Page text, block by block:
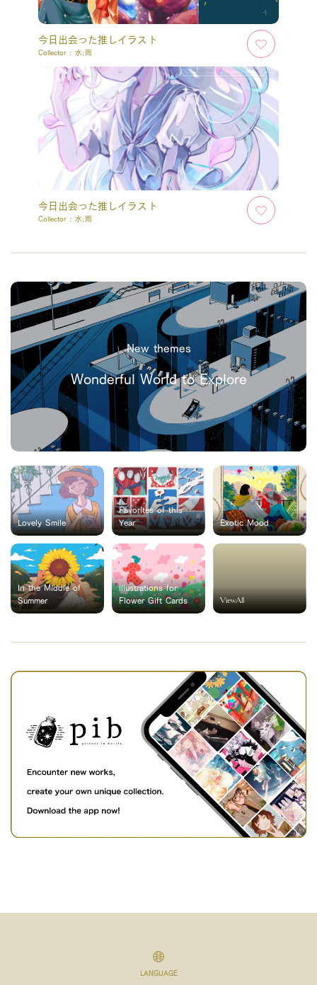
今日出会った推しイラスト
Collector : 水;雨
今日出会った推しイラスト
Collector : 水;雨
New themes
Wonderful World to Explore
Lovely Smile
Favorites of this
Year
Exotic Mood
In the Middle of
Summer
Illustrations for
Flower Gift Cards
ViewAll
LANGUAGE